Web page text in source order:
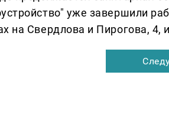
уже завершили
на Свердлова и Пирогова,